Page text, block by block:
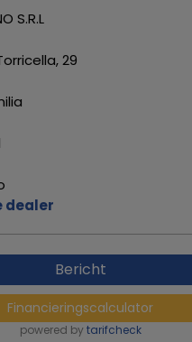
S.R.L
29
dealer
Bericht
Financieringscalculator
powered by tarifcheck